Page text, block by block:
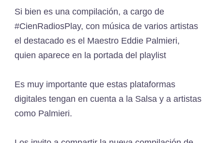
Si bien es una compilación, a cargo de
#CienRadiosPlay, con música de varios artistas
el destacado es el Maestro Eddie Palmieri,
quien aparece en la portada del playlist
Es muy importante que estas plataformas
digitales tengan en cuenta a la Salsa y a artistas
como Palmieri.